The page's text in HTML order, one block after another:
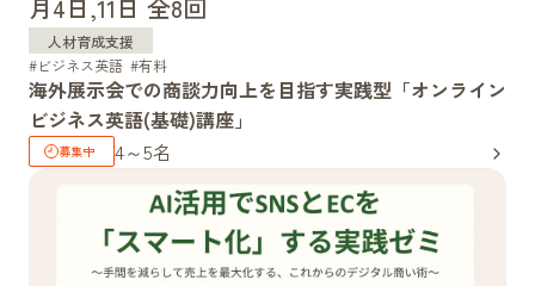
月4日,11日 全8回
人材育成支援
ビジネス英語
有料
海外展示会での商談力向上を目指す実践型「オンライン
ビジネス英語(基礎)講座」
4～5名